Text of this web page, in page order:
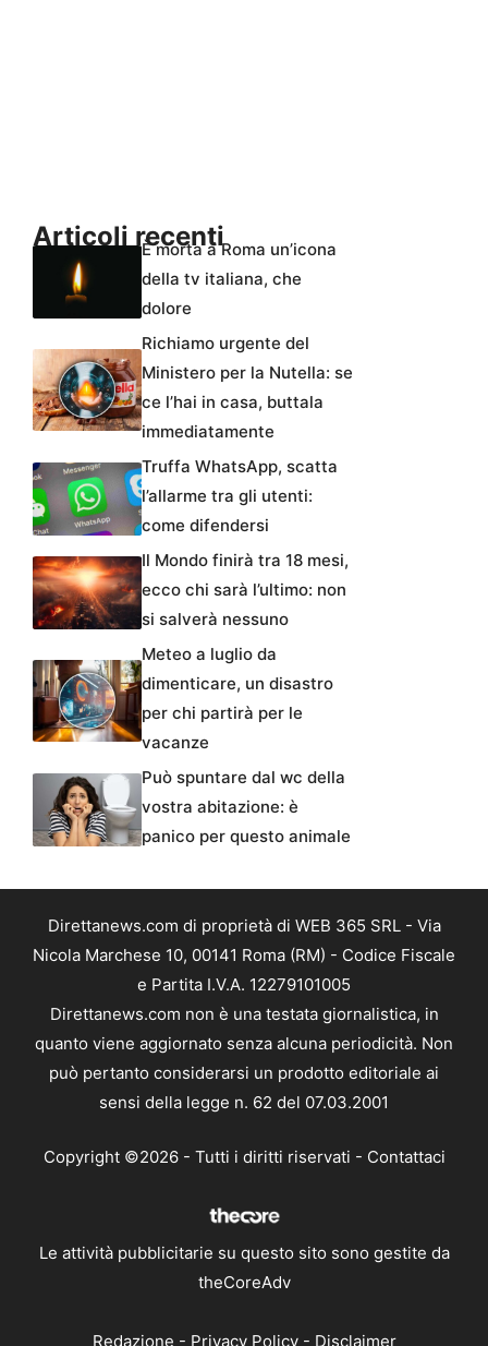
Articoli recentiÈ morta a Roma un’icona
della tv italiana, che
dolore
Richiamo urgente del
Ministero per la Nutella: se
ce l’hai in casa, buttala
immediatamente
Truffa WhatsApp, scatta
l’allarme tra gli utenti:
come difendersi
Il Mondo finirà tra 18 mesi,
ecco chi sarà l’ultimo: non
si salverà nessuno
Meteo a luglio da
dimenticare, un disastro
per chi partirà per le
vacanze
Può spuntare dal wc della
vostra abitazione: è
panico per questo animale
Direttanews.com di proprietà di WEB 365 SRL - Via
Nicola Marchese 10, 00141 Roma (RM) - Codice Fiscale
e Partita I.V.A. 12279101005
Direttanews.com non è una testata giornalistica, in
quanto viene aggiornato senza alcuna periodicità. Non
può pertanto considerarsi un prodotto editoriale ai
sensi della legge n. 62 del 07.03.2001
Copyright ©2026 - Tutti i diritti riservati - Contattaci
Le attività pubblicitarie su questo sito sono gestite da
theCoreAdv
Redazione - Privacy Policy- Disclaimer